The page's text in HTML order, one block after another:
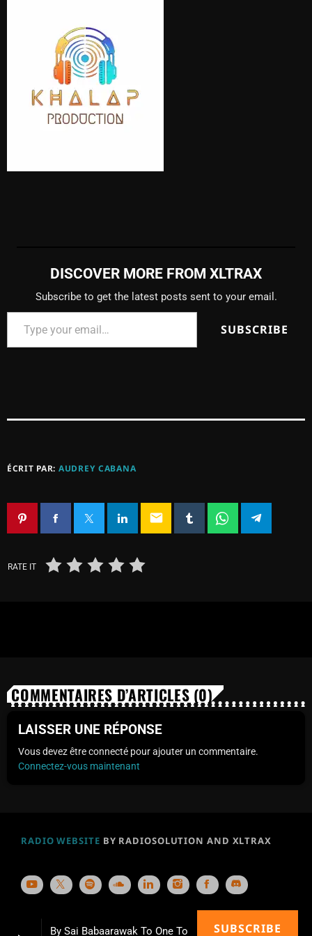
By Sai Babaarawak To One To
DISCOVER MORE FROM XLTRAX
Subscribe to get the latest posts sent to your email.
SUBSCRIBE
ÉCRIT PAR: AUDREY CABANA
email
RATE IT
COMMENTAIRES D’ARTICLES (0)
LAISSER UNE RÉPONSE
Vous devez être connecté pour ajouter un commentaire.
Connectez-vous maintenant
RADIO WEBSITE BY RADIOSOLUTION AND XLTRAX
SUBSCRIBE